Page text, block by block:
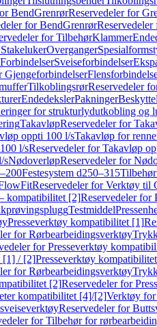
BendGrenrørReservedeler for
for BendGrenrør
for TilbehørKlammer
Overganger
Sveiseforbindelser
Gjengeforbindelser
TilkoblingsrørReservedeler
EndedekslerPakninger
for strukturlydutkobling og
TakavløpReservedeler for
oppti 100 l/sTakavløp for
l/sReservedeler for Takavløp
sNødoverløpReservedeler for
Festesystem d250–315Tilbehør
Reservedeler for Verktøy til
kompatibilitet [2]Reservedeler for
Testmiddel
Presseverktøy kompatibilitet [1]
for Rørbearbeidingsverktøy
for Presseverktøy
[1] / [2]Presseverktøy
for Rørbearbeidingsverktøy
[2]Reservedeler for
kompatibilitet [4]/[2]Verktøy for
Reservedeler for
for Tilbehør for